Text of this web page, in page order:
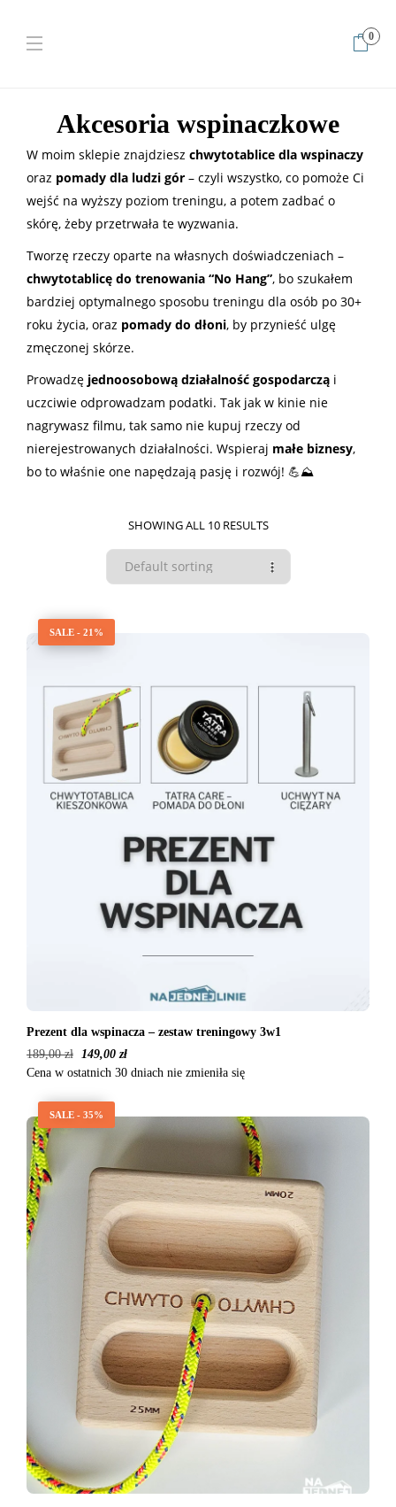
0
Akcesoria wspinaczkowe
W moim sklepie znajdziesz chwytotablice dla wspinaczy
oraz pomady dla ludzi gór – czyli wszystko, co pomoże Ci
wejść na wyższy poziom treningu, a potem zadbać o
skórę, żeby przetrwała te wyzwania.
Tworzę rzeczy oparte na własnych doświadczeniach –
chwytotablicę do trenowania “No Hang”, bo szukałem
bardziej optymalnego sposobu treningu dla osób po 30+
roku życia, oraz pomady do dłoni, by przynieść ulgę
zmęczonej skórze.
Prowadzę jednoosobową działalność gospodarczą i
uczciwie odprowadzam podatki. Tak jak w kinie nie
nagrywasz filmu, tak samo nie kupuj rzeczy od
nierejestrowanych działalności. Wspieraj małe biznesy,
bo to właśnie one napędzają pasję i rozwój! 💪⛰️
SHOWING ALL 10 RESULTS
SALE - 21%
Prezent dla wspinacza – zestaw treningowy 3w1
189,00zł 149,00 zł
Cena w ostatnich 30 dniach nie zmieniła się
SALE - 35%